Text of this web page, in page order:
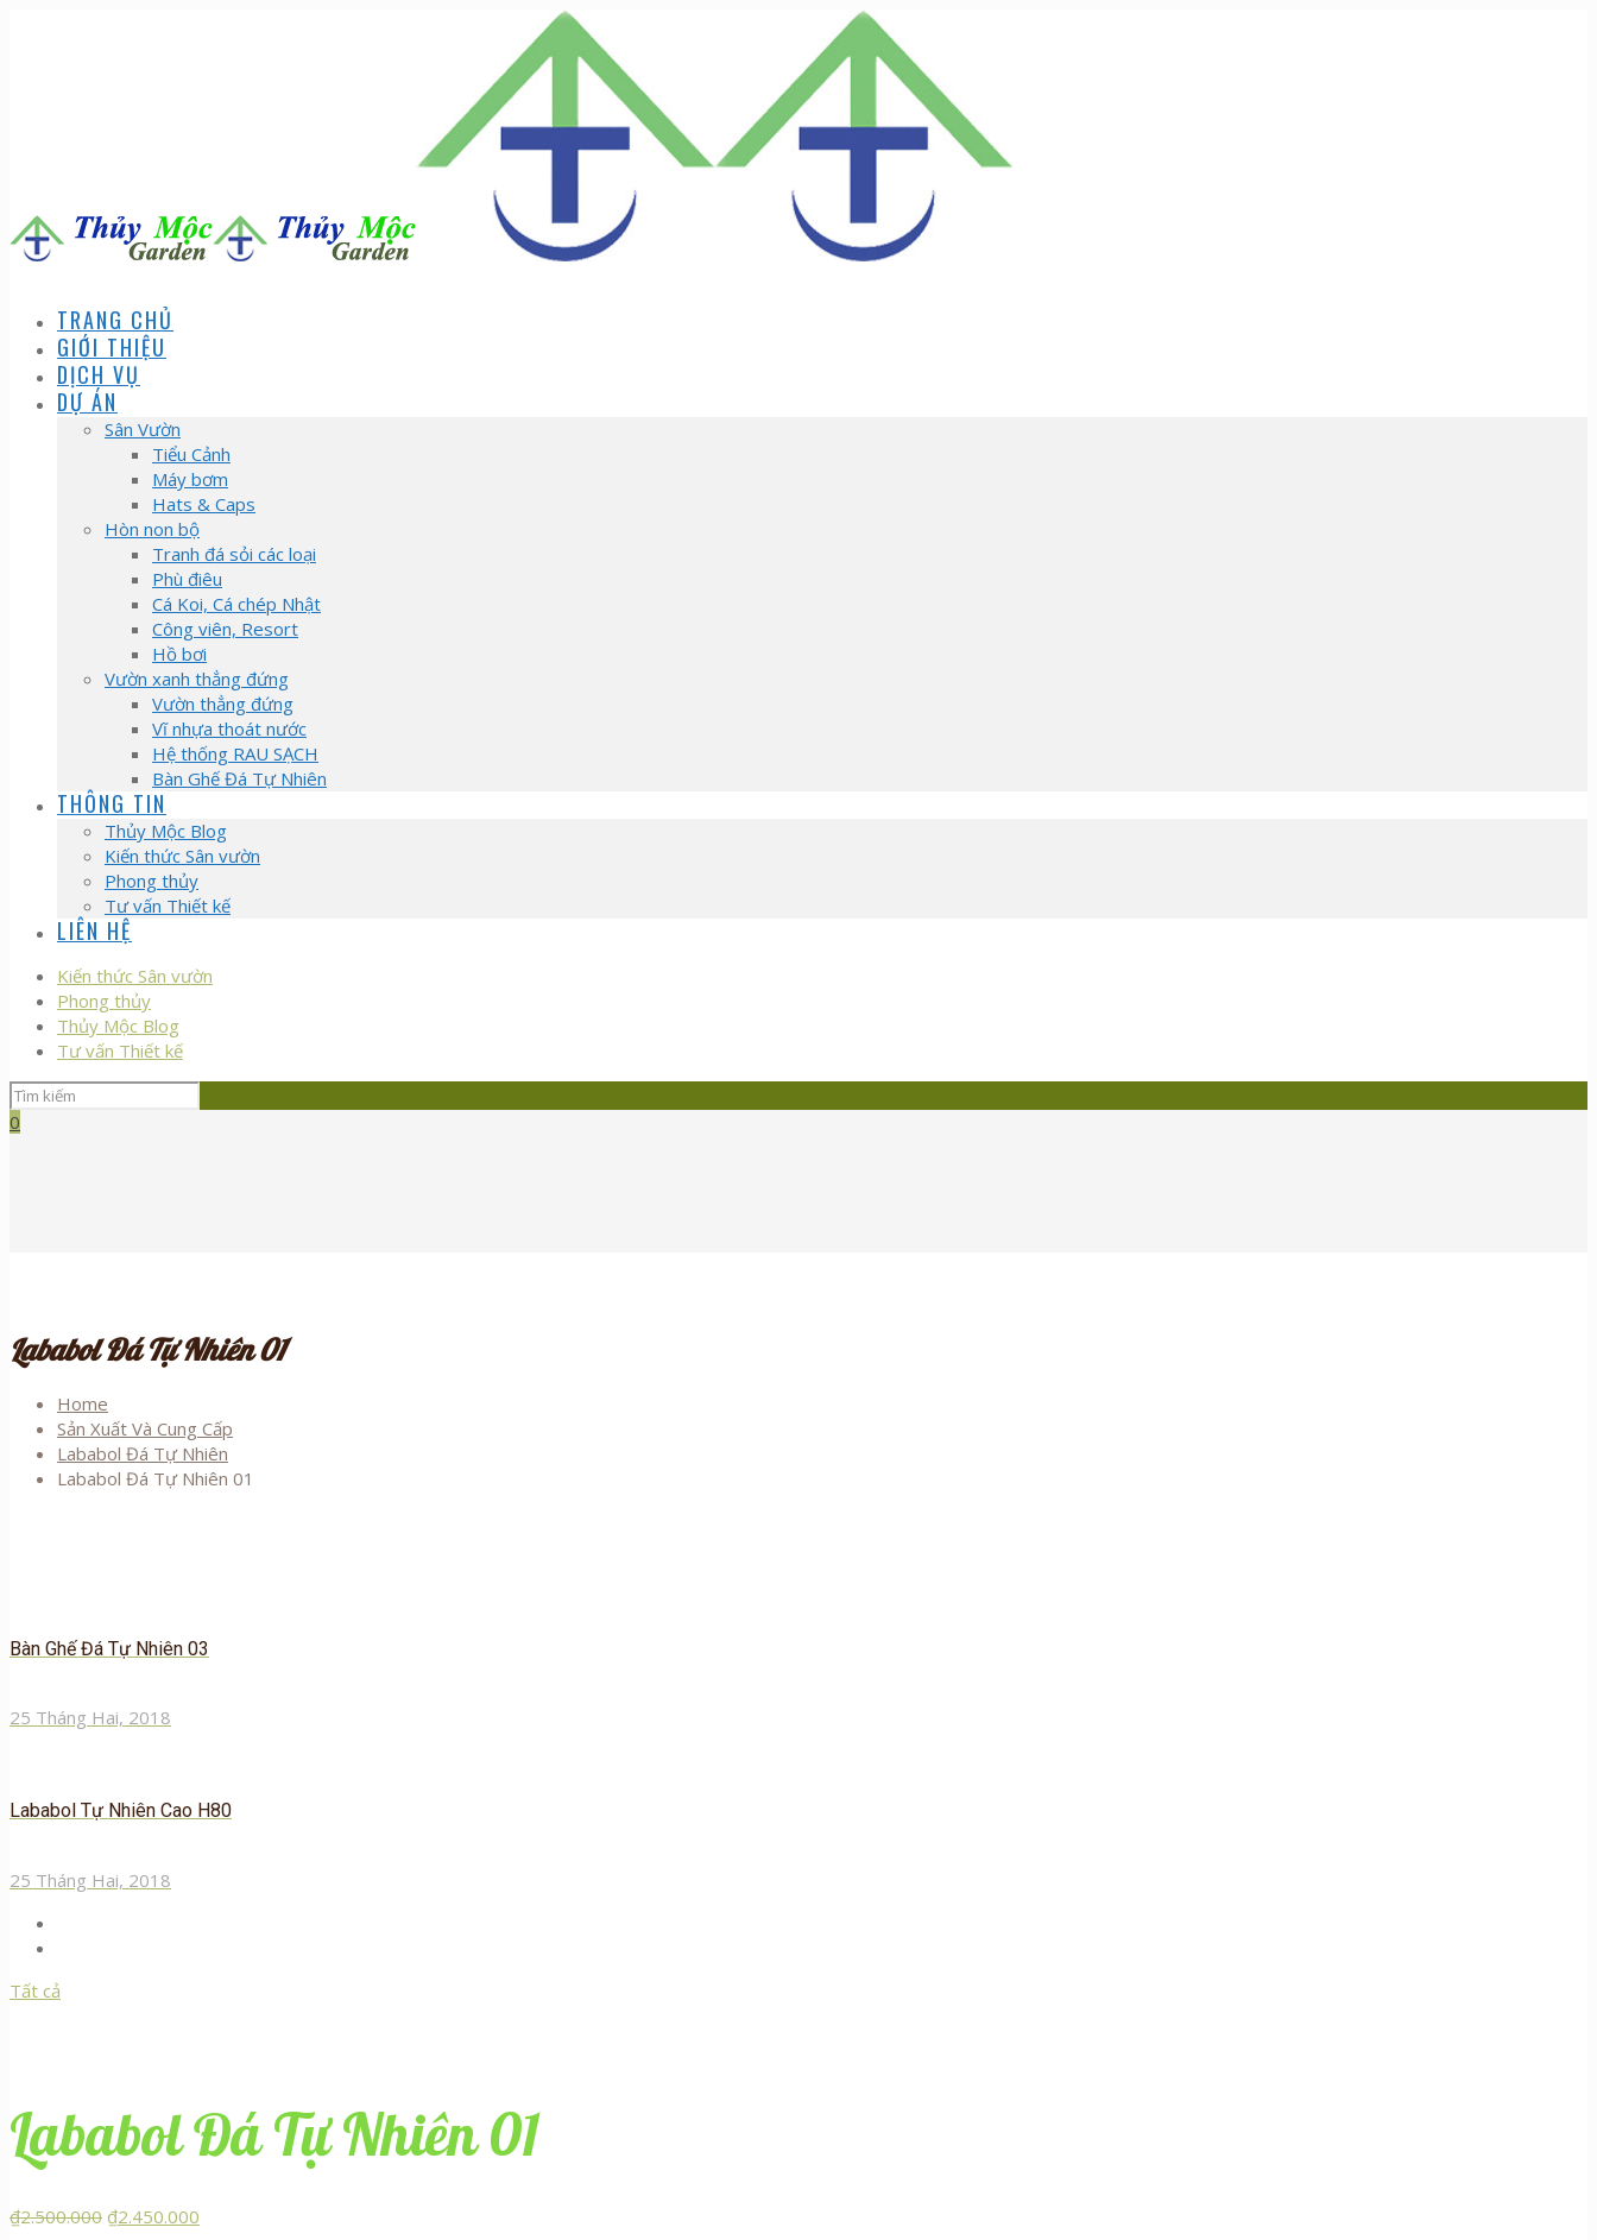
TRANG CHỦ
GIỚI THIỆU
DỊCH VỤ
DỰ ÁN
Sân Vườn
Tiểu Cảnh
Máy bơm
Hats & Caps
Hòn non bộ
Tranh đá sỏi các loại
Phù điêu
Cá Koi, Cá chép Nhật
Công viên, Resort
Hồ bơi
Vườn xanh thẳng đứng
Vườn thẳng đứng
Vĩ nhựa thoát nước
Hệ thống RAU SẠCH
Bàn Ghế Đá Tự Nhiên
THÔNG TIN
Thủy Mộc Blog
Kiến thức Sân vườn
Phong thủy
Tư vấn Thiết kế
LIÊN HỆ
Kiến thức Sân vườn
Phong thủy
Thủy Mộc Blog
Tư vấn Thiết kế
0
Lababol Đá Tự Nhiên 01
Home
Sản Xuất Và Cung Cấp
Lababol Đá Tự Nhiên
Lababol Đá Tự Nhiên 01
Bàn Ghế Đá Tự Nhiên 03
25 Tháng Hai, 2018
Lababol Tự Nhiên Cao H80
25 Tháng Hai, 2018
Tất cả
Lababol Đá Tự Nhiên 01
₫2.500.000 ₫2.450.000